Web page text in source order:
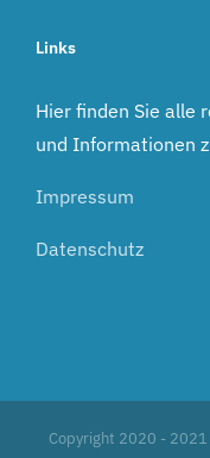
Links
Hier finden Sie alle
und Informationen
Impressum
Datenschutz
Copyright 2020 -